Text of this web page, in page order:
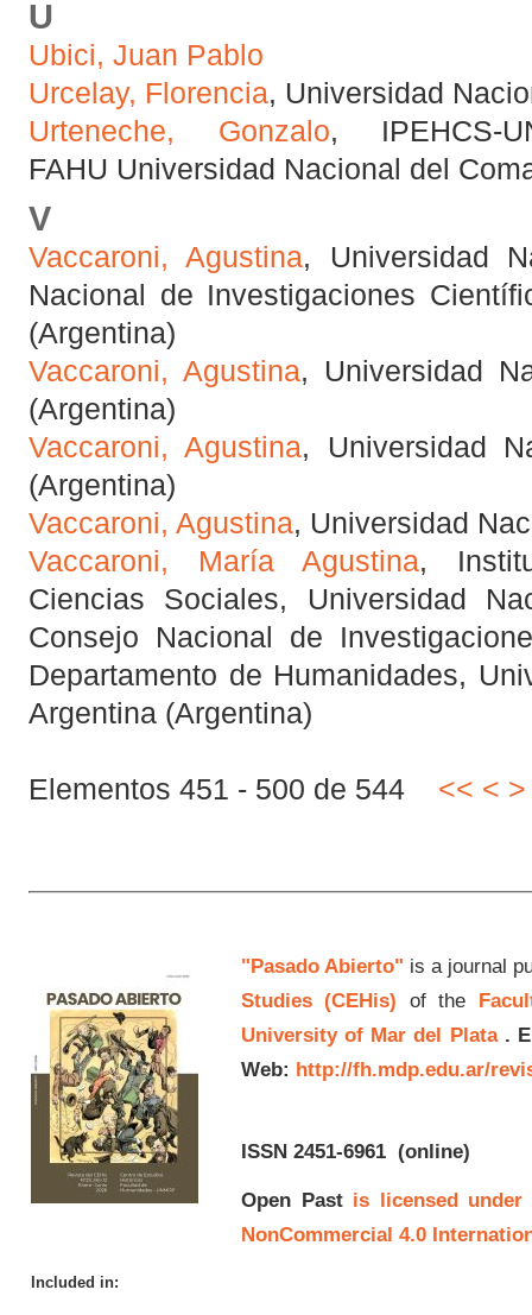
U
Ubici, Juan Pablo
Urcelay, Florencia, Universidad
Urteneche, Gonzalo, IPEHCS-
FAHU Universidad Nacional del
V
Vaccaroni, Agustina, Universidad
Nacional de Investigaciones
(Argentina)
Vaccaroni, Agustina, Universidad
(Argentina)
Vaccaroni, Agustina, Universidad
(Argentina)
Vaccaroni, Agustina, Universidad
Vaccaroni, María Agustina,
Ciencias Sociales, Universidad
Consejo Nacional de
Departamento de Humanidades,
Argentina (Argentina)
Elementos 451 - 500 de 544 << < >
"Pasado Abierto" is a journal
Studies (CEHis) of the
University of Mar del Plata.
Web: http://fh.mdp.edu.ar/
ISSN 2451-6961(online)
Open Past is licensed under
NonCommercial 4.0
Included in: